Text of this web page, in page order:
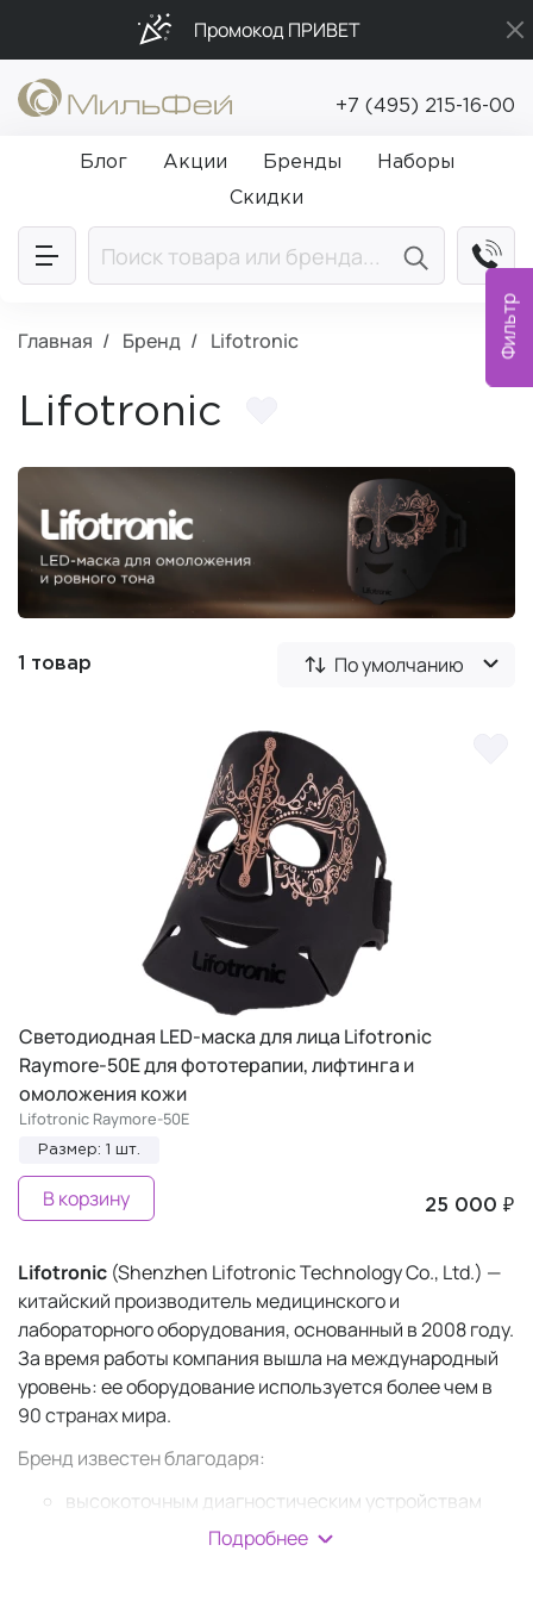
Фильтр
Промокод ПРИВЕТ
Подарки в каждый заказ от 5 000₽
Бесплатная доставка от 5 000₽
+7 (495) 215-16-00
Блог Акции Бренды
Наборы
Скидки
Главная Бренд Lifotronic
Lifotronic
1 товар По умолчанию
Светодиодная LED-маска для лица Lifotronic
Raymore-50E для фототерапии, лифтинга и
омоложения кожи
Lifotronic Raymore-50E
Размер: 1 шт.
25 000 ₽
В корзину
Lifotronic (Shenzhen Lifotronic Technology Co., Ltd.) —
китайский производитель медицинского и
лабораторного оборудования, основанный в 2008 году.
За время работы компания вышла на международный
уровень: ее оборудование используется более чем в
90 странах мира.
Бренд известен благодаря:
высокоточным диагностическим устройствам
"золотого стандарта" (в т. ч. анализаторам
гемоглобина и системам для мониторинга
Подробнее